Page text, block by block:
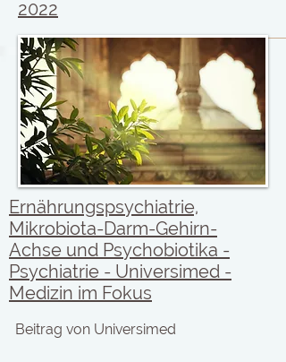
2022
Ernährungspsychiatrie,
Mikrobiota-Darm-Gehirn-
Achse und Psychobiotika -
Psychiatrie - Universimed -
Medizin im Fokus
Beitrag von Universimed